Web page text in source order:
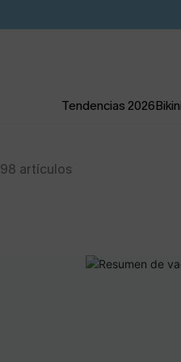
Tendencias 2026
98 artículos